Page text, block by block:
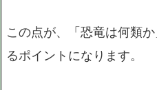
この点が、「恐竜は何類
るポイントになります。